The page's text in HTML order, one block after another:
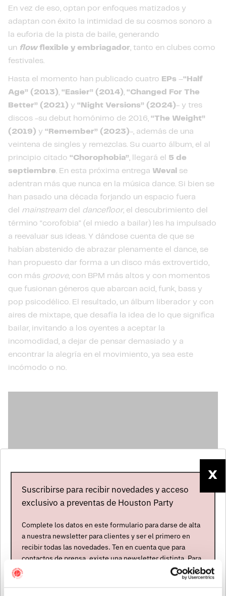
En vez de eso, optan por enfoques matizados y
adaptan con éxito la intimidad de su cosmos sonoro a
la euforia de la pista de baile, generando
un flowflexible y embriagador, tanto en clubes como
festivales.
Hasta el momento han publicado cuatro EPs –“Half
Age” (2013), “Easier” (2014), “Changed For The
Better” (2021) y “Night Versions” (2024)- y tres
discos -su debut homónimo de 2016, “The Weight”
(2019) y “Remember” (2023)-, además de una
veintena de singles y remezclas. Su cuarto álbum, el al
principio citado “Chorophobia”, llegará el 5 de
septiembre. En esta próxima entrega Weval se
adentran más que nunca en la música dance. Si bien se
han pasado una década forjando un espacio fuera
del mainstream del dancefloor, el descubrimiento del
término “corofobia” (el miedo a bailar) les ha impulsado
a reevaluar sus ideas. Y dándose cuenta de que se
habían abstenido de abrazar plenamente el dance, se
han propuesto dar forma a un disco más extrovertido,
con más groove, con BPM más altos y con momentos
que fusionan géneros que abarcan acid, funk, bass y
pop psicodélico. El resultado, un álbum liberador y con
aires de mixtape, que desafía la idea de lo que significa
bailar, invitando a los oyentes a aceptar la
incomodidad, a dejar de pensar demasiado y a
encontrar la alegría en el movimiento, ya sea este
incómodo o no.
Artistas
X
Suscribirse para recibir novedades y acceso
exclusivo a preventas de Houston Party
Complete los datos en este formulario para darse de alta
a nuestra newsletter para clientes y ser el primero en
recibir todas las novedades. Ten en cuenta que para
contactos de prensa, existe una newsletter distinta. Para
formar parte de ella, envíanos un mensaje a